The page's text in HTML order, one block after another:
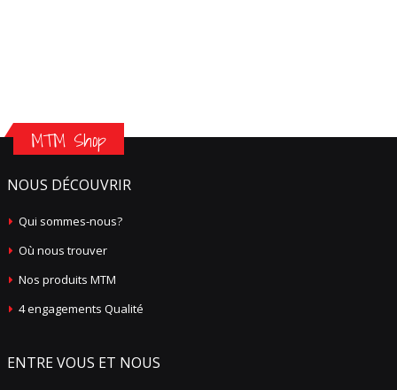
MTM Shop
NOUS DÉCOUVRIR
Qui sommes-nous?
Où nous trouver
Nos produits MTM
4 engagements Qualité
ENTRE VOUS ET NOUS